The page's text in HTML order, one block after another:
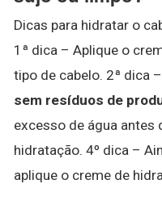
Dicas para hidratar o
1ª dica – Aplique o
tipo de cabelo. 2ª dica –
sem resíduos de
excesso de água antes
hidratação. 4º dica –
aplique o creme de